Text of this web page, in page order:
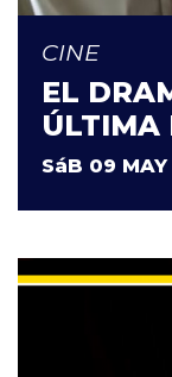
CINE
EL
ÚLTIMA
SáB 09 MAY